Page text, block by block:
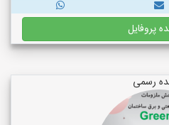
پروفایل
رسمی